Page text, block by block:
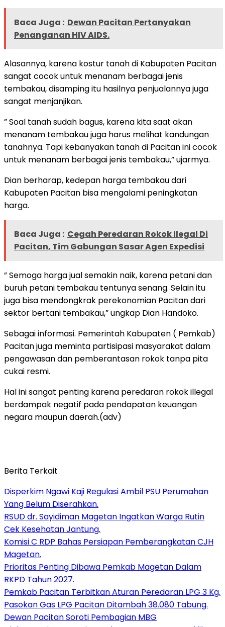
Baca Juga : Dewan Pacitan Pertanyakan
Penanganan HIV AIDS.
Alasannya, karena kostur tanah di Kabupaten Pacitan
sangat cocok untuk menanam berbagai jenis
tembakau, disamping itu hasilnya penjualannya juga
sangat menjanjikan.
” Soal tanah sudah bagus, karena kita saat akan
menanam tembakau juga harus melihat kandungan
tanahnya. Tapi kebanyakan tanah di Pacitan ini cocok
untuk menanam berbagai jenis tembakau,” ujarmya.
Dian berharap, kedepan harga tembakau dari
Kabupaten Pacitan bisa mengalami peningkatan
harga.
Baca Juga : Cegah Peredaran Rokok Ilegal Di
Pacitan, Tim Gabungan Sasar Agen Expedisi
” Semoga harga jual semakin naik, karena petani dan
buruh petani tembakau tentunya senang. Selain itu
juga bisa mendongkrak perekonomian Pacitan dari
sektor bertani tembakau,” ungkap Dian Handoko.
Sebagai informasi. Pemerintah Kabupaten ( Pemkab)
Pacitan juga meminta partisipasi masyarakat dalam
pengawasan dan pemberantasan rokok tanpa pita
cukai resmi.
Hal ini sangat penting karena peredaran rokok illegal
berdampak negatif pada pendapatan keuangan
negara maupun daerah.(adv)
Berita Terkait
Disperkim Ngawi Kaji Regulasi Ambil PSU Perumahan
Yang Belum Diserahkan.
RSUD dr. Sayidiman Magetan Ingatkan Warga Rutin
Cek Kesehatan Jantung.
Komisi C RDP Bahas Persiapan Pemberangkatan CJH
Magetan.
Prioritas Penting Dibawa Pemkab Magetan Dalam
RKPD Tahun 2027.
Pemkab Pacitan Terbitkan Aturan Peredaran LPG 3 Kg.
Pasokan Gas LPG Pacitan Ditambah 38.080 Tabung.
Dewan Pacitan Soroti Pembagian MBG